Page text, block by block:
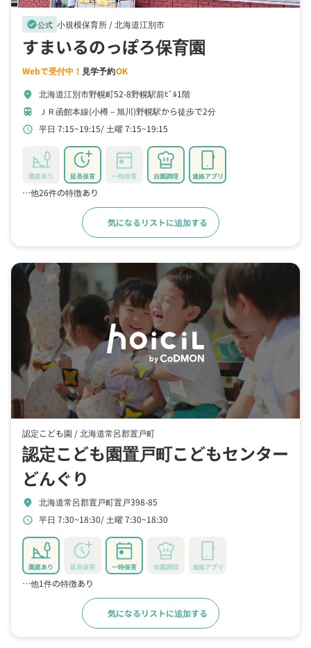
verified公式 小規模保育所 /北海道江別市
すまいるのっぽろ保育園
Webで受付中！ 見学予約OK
location_on 北海道江別市野幌町52-8野幌駅前ﾋﾞﾙ1階
train ＪＲ函館本線(小樽－旭川)野幌駅から徒歩で2分
schedule 平日 7:15~19:15 土曜 7:15~19:15
園庭あり 延長保育 一時保育 自園調理 連絡アプリ
…他26件の特徴あり
気になるリストに追加する
認定こども園 /北海道常呂郡置戸町
認定こども園置戸町こどもセンター
どんぐり
location_on 北海道常呂郡置戸町置戸398-85
schedule 平日 7:30~18:30 土曜 7:30~18:30
園庭あり 延長保育 一時保育 自園調理 連絡アプリ
…他1件の特徴あり
気になるリストに追加する